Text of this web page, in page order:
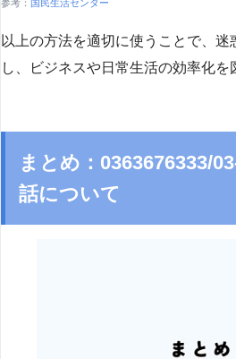
参考： 国民生活センター
以上の方法を適切に使うことで、
し、ビジネスや日常生活の効率化を
まとめ：0363676333/
話について